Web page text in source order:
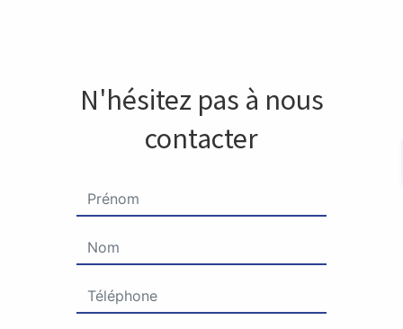
N'hésitez pas à nous
contacter